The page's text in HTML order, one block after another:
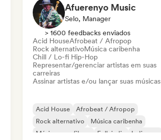
Future house
Hard Techno
Melodic & Progressive House
Afuerenyo Music
Selo, Manager
> 1600 feedbacks enviados
Acid HouseAfrobeat / Afropop
Rock alternativoMúsica caribenha
Chill / Lo-fi Hip-Hop
Representar/gerenciar artistas em suas
carreiras
Assinar artistas e/ou lançar suas músicas
Acid House
Afrobeat / Afropop
Rock alternativo
Música caribenha
Música para filmes
Folk indie
Indie pop